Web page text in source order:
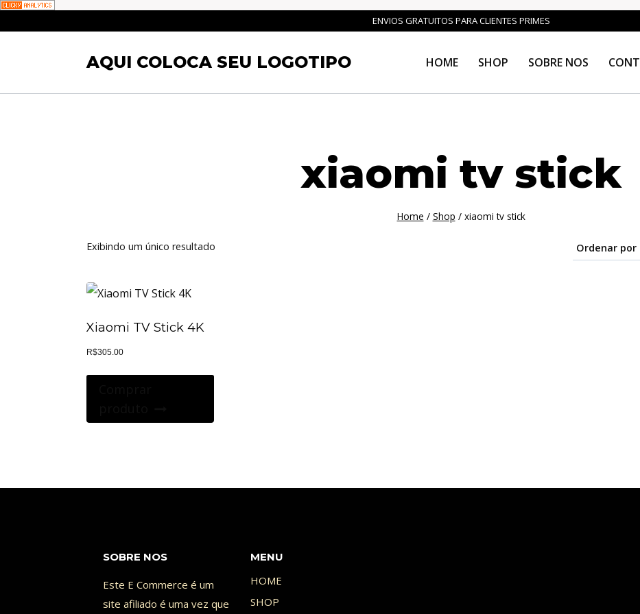
ENVIOS GRATUITOS PARA CLIENTES PRIMES
AQUI COLOCA SEU LOGOTIPO HOME SHOP SOBRE NOS
xiaomi tv stick
Home / Shop / xiaomi tv stick
Exibindo um único resultado
Xiaomi TV Stick 4K
R$305.00
SOBRE NOS
Este E Commerce é um
site afiliado é uma vez que
MENU
HOME
SHOP